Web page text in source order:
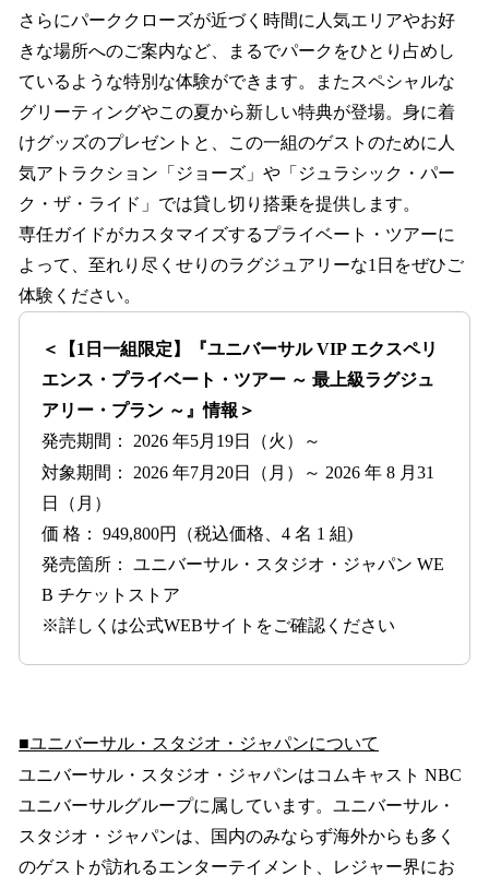
さらにパーククローズが近づく時間に人気エリアやお好
きな場所へのご案内など、まるでパークをひとり占めし
ているような特別な体験ができます。またスペシャルな
グリーティングやこの夏から新しい特典が登場。身に着
けグッズのプレゼントと、この一組のゲストのために人
気アトラクション「ジョーズ」や「ジュラシック・パー
ク・ザ・ライド」では貸し切り搭乗を提供します。
専任ガイドがカスタマイズするプライベート・ツアーに
よって、至れり尽くせりのラグジュアリーな1日をぜひご
体験ください。
＜【1日一組限定】『ユニバーサル VIP エクスペリ
エンス・プライベート・ツアー ～ 最上級ラグジュ
アリー・プラン ～』情報＞
発売期間： 2026 年5月19日（火）～
対象期間： 2026 年7月20日（月）～ 2026 年 8 月31
日（月）
価 格： 949,800円（税込価格、4 名 1 組)
発売箇所： ユニバーサル・スタジオ・ジャパン WE
B チケットストア
※詳しくは公式WEBサイトをご確認ください
■ユニバーサル・スタジオ・ジャパンについて
ユニバーサル・スタジオ・ジャパンはコムキャスト NBC
ユニバーサルグループに属しています。ユニバーサル・
スタジオ・ジャパンは、国内のみならず海外からも多く
のゲストが訪れるエンターテイメント、レジャー界にお